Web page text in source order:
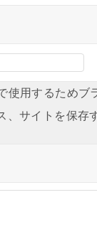
使用するためブ
、サイトを保存